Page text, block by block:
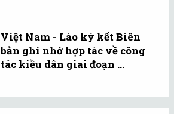
Việt Nam - Lào ký kết Biên
bản ghi nhớ hợp tác về công
tác kiều dân giai đoạn ...